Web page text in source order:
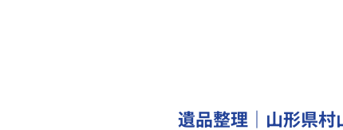
遺品整理｜山形県村